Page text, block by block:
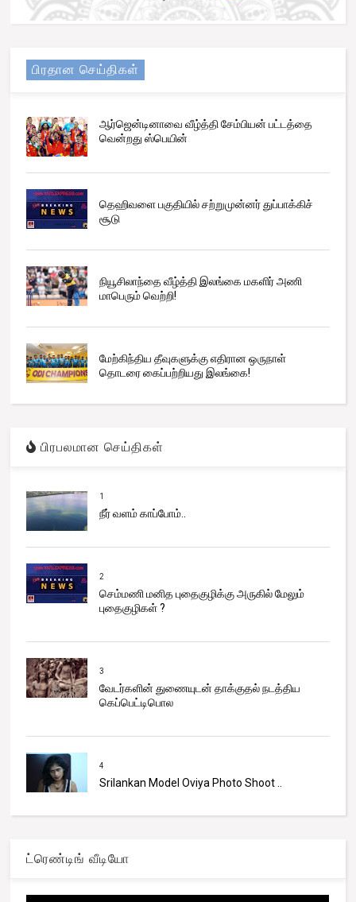
பிரதான செய்திகள்
ஆர்ஜென்டினாவை வீழ்த்தி சேம்பியன் பட்டத்தை
வென்றது ஸ்பெயின்
தெஹிவளை பகுதியில் சற்றுமுன்னர் துப்பாக்கிச்
சூடு
நியூசிலாந்தை வீழ்த்தி இலங்கை மகளிர் அணி
மாபெரும் வெற்றி!
மேற்கிந்திய தீவுகளுக்கு எதிரான ஒருநாள்
தொடரை கைப்பற்றியது இலங்கை!
பிரபலமான செய்திகள்
1
நீர் வளம் காப்போம்..
2
செம்மணி மனித புதைகுழிக்கு அருகில் மேலும்
புதைகுழிகள் ?
3
வேடர்களின் துணையுடன் தாக்குதல் நடத்திய
கெப்பெட்டிபொல
4
Srilankan Model Oviya Photo Shoot ..
ட்ரெண்டிங் வீடியோ